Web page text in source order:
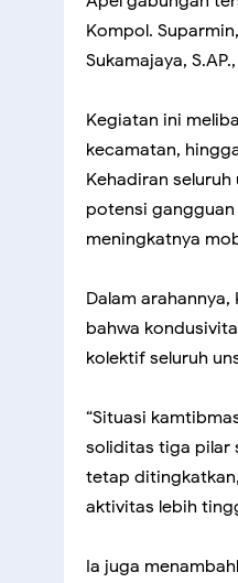
Kompol.
Sukamajaya,
Kegiatan ini
kecamatan,
Kehadiran
potensi
meningkatnya
Dalam
bahwa
kolektif seluruh
“Situasi
soliditas tiga pilar
tetap
aktivitas lebih
Ia juga